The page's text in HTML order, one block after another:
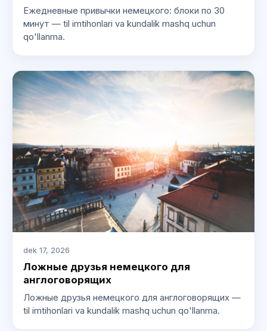
Ежедневные привычки немецкого: блоки по 30
минут — til imtihonlari va kundalik mashq uchun
qo'llanma.
dek 17, 2026
Ложные друзья немецкого для
англоговорящих
Ложные друзья немецкого для англоговорящих —
til imtihonlari va kundalik mashq uchun qo'llanma.